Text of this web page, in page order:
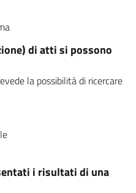
di atti si possono
la possibilità di ricercare
i risultati di una